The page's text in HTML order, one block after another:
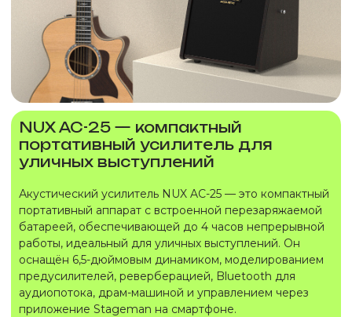
NUX AC-25 — компактный
портативный усилитель для
уличных выступлений
Акустический усилитель NUX AC-25 — это компактный
портативный аппарат с встроенной перезаряжаемой
батареей, обеспечивающей до 4 часов непрерывной
работы, идеальный для уличных выступлений. Он
оснащён 6,5-дюймовым динамиком, моделированием
предусилителей, реверберацией, Bluetooth для
аудиопотока, драм-машиной и управлением через
приложение Stageman на смартфоне.